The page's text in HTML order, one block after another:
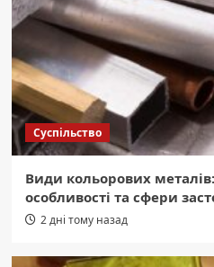
Суспільство
Види кольорових
особливості та сфери
2 дні тому назад